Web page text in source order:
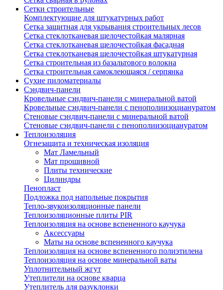
Сетки строительные
Комплектующие для штукатурных работ
Сетка защитная для укрывания строительных лесов
Сетка стеклотканевая щелочестойкая малярная
Сетка стеклотканевая щелочестойкая фасадная
Сетка стеклотканевая щелочестойкая штукатурная
Сетка строительная из базальтового волокна
Сетка строительная самоклеющаяся / серпянка
Сухие пиломатериалы
Сэндвич-панели
Кровельные сэндвич-панели с минеральной ватой
Кровельные сэндвич-панели с пенополиизоциануратом
Стеновые сэндвич-панели с минеральной ватой
Стеновые сэндвич-панели с пенополиизоциануратом
Теплоизоляция
Огнезащита и техническая изоляция
Мат Ламельный
Мат прошивной
Плиты технические
Цилиндры
Пенопласт
Подложка под напольные покрытия
Тепло-звукоизоляционные панели
Теплоизоляционные плиты PIR
Теплоизоляция на основе вспененного каучука
Аксессуары
Маты на основе вспененного каучука
Теплоизоляция на основе вспененного полиэтилена
Теплоизоляция на основе минеральной ваты
Уплотнительный жгут
Утеплители на основе кварца
Утеплитель для разуклонки